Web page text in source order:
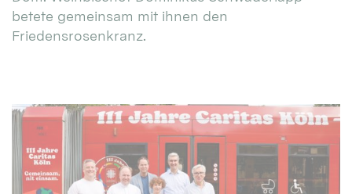
betete gemeinsam mit ihnen den
Friedensrosenkranz.